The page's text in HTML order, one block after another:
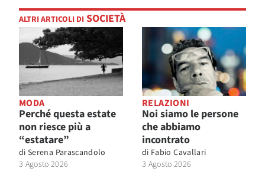
ALTRI ARTICOLI DI SOCIETÀ
MODA
Perché questa estate
non riesce più a
“estatare”
di Serena Parascandolo
3 Agosto 2026
RELAZIONI
Noi siamo le persone
che abbiamo
incontrato
di Fabio Cavallari
3 Agosto 2026